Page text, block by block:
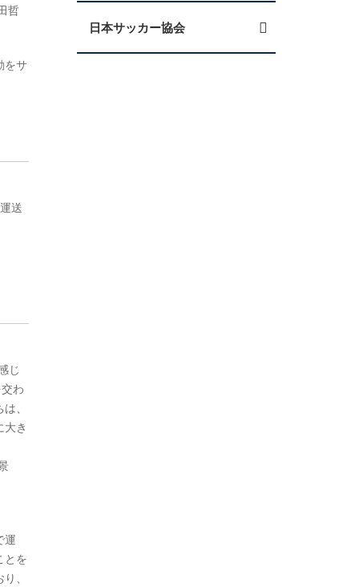
哲
をサ
送
じ
わ
、
き
運
とを
、
日本サッカー協会